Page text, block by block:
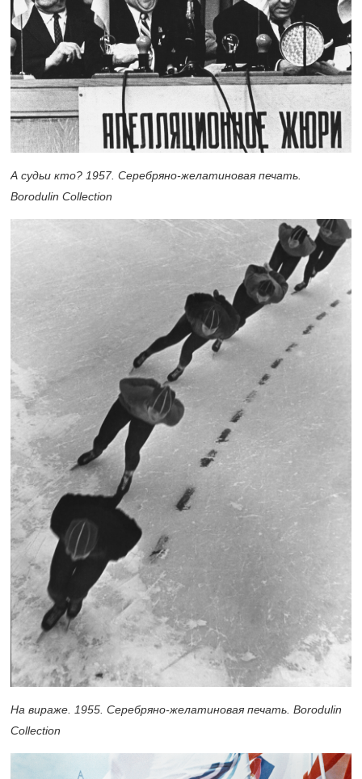
А судьи кто? 1957. Серебряно-желатиновая печать.
Borodulin Collection
На вираже. 1955. Серебряно-желатиновая печать. Borodulin
Collection